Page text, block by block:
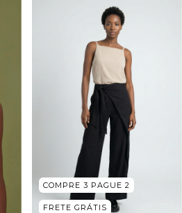
COMPRE 3 PAGUE 2
FRETE GRÁTIS